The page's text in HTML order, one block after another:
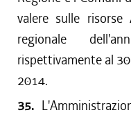
valere sulle risorse
regionale
rispettivamente al
2014.
35.